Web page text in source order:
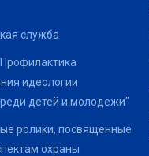
служба
идеологии
детей и молодежи"
ролики, посвященные
охраны